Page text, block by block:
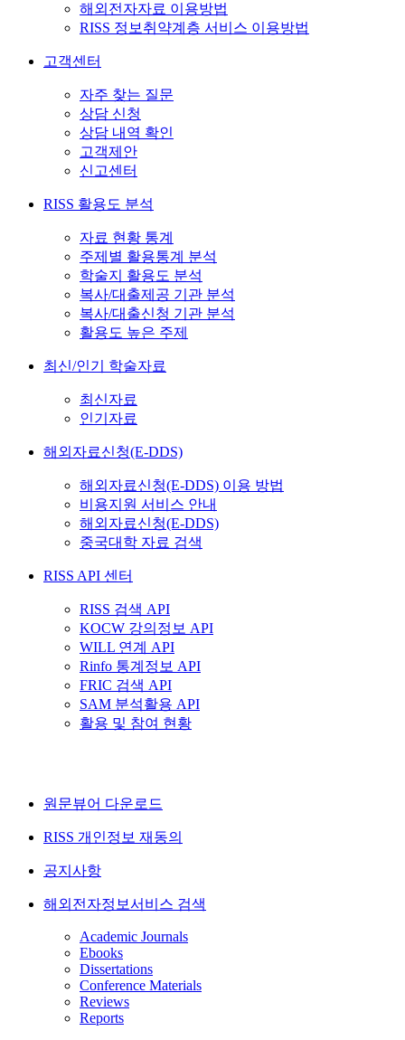
해외전자자료 이용방법
RISS 정보취약계층 서비스 이용방법
고객센터
자주 찾는 질문
상담 신청
상담 내역 확인
고객제안
신고센터
RISS 활용도 분석
자료 현황 통계
주제별 활용통계 분석
학술지 활용도 분석
복사/대출제공 기관 분석
복사/대출신청 기관 분석
활용도 높은 주제
최신/인기 학술자료
최신자료
인기자료
해외자료신청(E-DDS)
해외자료신청(E-DDS) 이용 방법
비용지원 서비스 안내
해외자료신청(E-DDS)
중국대학 자료 검색
RISS API 센터
RISS 검색 API
KOCW 강의정보 API
WILL 연계 API
Rinfo 통계정보 API
FRIC 검색 API
SAM 분석활용 API
활용 및 참여 현황
원문뷰어 다운로드
RISS 개인정보 재동의
공지사항
해외전자정보서비스 검색
Academic Journals
Ebooks
Dissertations
Conference Materials
Reviews
Reports